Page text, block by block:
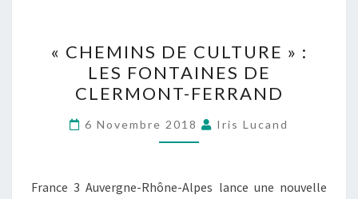
« CHEMINS DE CULTURE » :
LES FONTAINES DE
CLERMONT-FERRAND
6 Novembre 2018 Iris Lucand
France 3 Auvergne-Rhône-Alpes lance une nouvelle